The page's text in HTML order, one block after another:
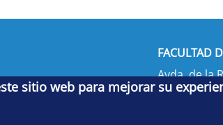
FACULTAD
Avda. de la
sitio web para mejorar su